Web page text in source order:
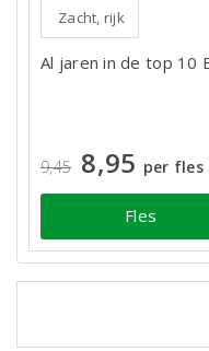
Zacht, rijk
Al jaren in de top 10
9,45 8,95 per fles
Fles